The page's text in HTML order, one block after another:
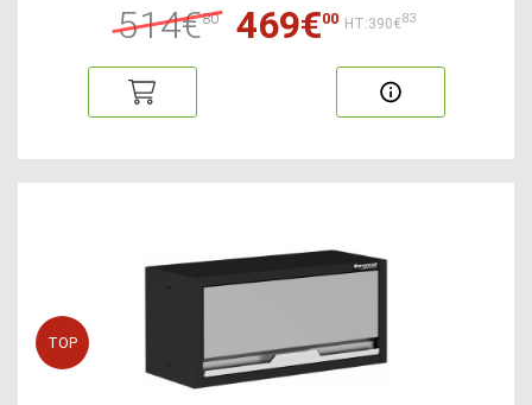
514€80 469€00 HT:390€83
TOP